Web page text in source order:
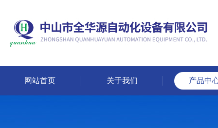
网站首页 关于我们 产品中